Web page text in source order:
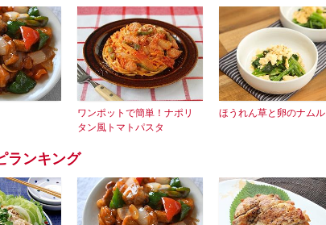
ワンポットで簡単！ナポリ
タン風トマトパスタ
ほうれん草と卵のナムル
ランキング